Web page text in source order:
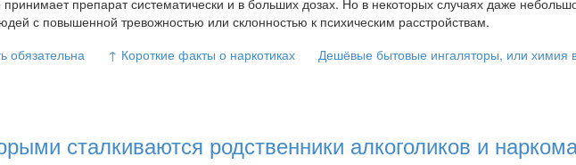
препарат систематически и в больших дозах. Но в некоторых случаях даже
с повышенной тревожностью или склонностью к психическим расстройствам.
обязательна
↑ Короткие факты о наркотиках
Дешёвые бытовые ингаляторы, или химия
сталкиваются родственники алкоголиков и